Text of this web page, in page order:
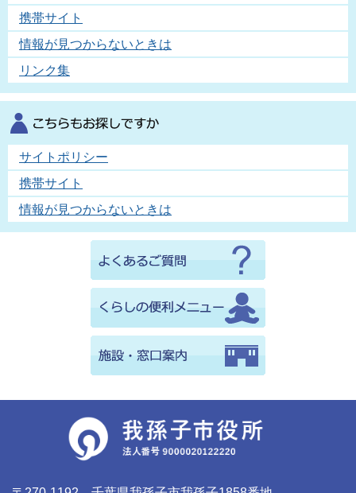
携帯サイト
情報が見つからないときは
リンク集
サイトポリシー
携帯サイト
情報が見つからないときは